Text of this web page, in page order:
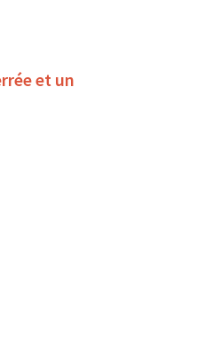
et un